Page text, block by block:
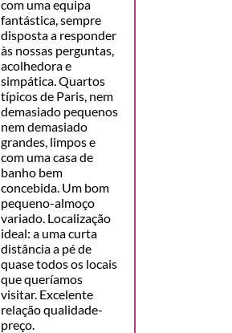
com uma equipa
fantástica, sempre
disposta a responder
às nossas perguntas,
acolhedora e
simpática. Quartos
típicos de Paris, nem
demasiado pequenos
nem demasiado
grandes, limpos e
com uma casa de
banho bem
concebida. Um bom
pequeno-almoço
variado. Localização
ideal: a uma curta
distância a pé de
quase todos os locais
que queríamos
visitar. Excelente
relação qualidade-
preço.